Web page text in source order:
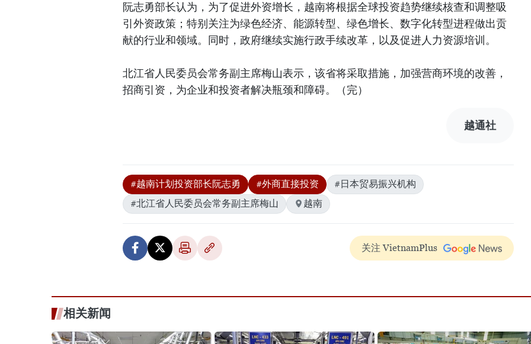
阮志勇部长认为，为了促进外资增长，越南将根据全球投资趋势继续核查和调整吸
引外资政策；特别关注为绿色经济、能源转型、绿色增长、数字化转型进程做出贡
献的行业和领域。同时，政府继续实施行政手续改革，以及促进人力资源培训。
北江省人民委员会常务副主席梅山表示，该省将采取措施，加强营商环境的改善，
招商引资，为企业和投资者解决瓶颈和障碍。（完）
越通社
#越南计划投资部长阮志勇 #外商直接投资
#日本贸易振兴机构
#北江省人民委员会常务副主席梅山
越南
关注 VietnamPlus
相关新闻